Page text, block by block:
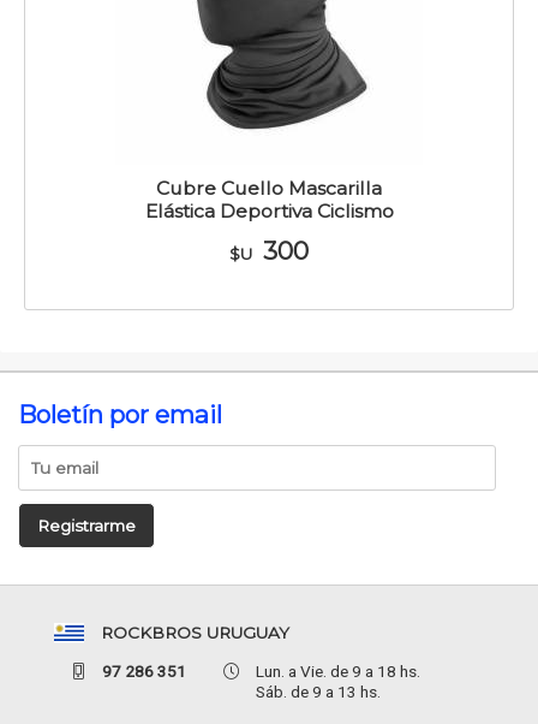
Cubre Cuello Mascarilla
Elástica Deportiva Ciclismo
$U 300
Boletín por email
Registrarme
ROCKBROS URUGUAY
97 286 351
Lun. a Vie. de 9 a 18 hs.
Sáb. de 9 a 13 hs.